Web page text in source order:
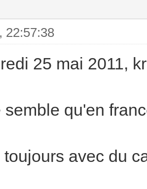
22:57:38
25 mai 2011,
semble qu'en
avec du